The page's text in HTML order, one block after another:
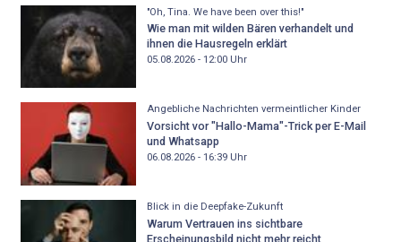
"Oh, Tina. We have been over this!"
Wie man mit wilden Bären verhandelt und
ihnen die Hausregeln erklärt
05.08.2026 - 12:00Uhr
Angebliche Nachrichten vermeintlicher Kinder
Vorsicht vor "Hallo-Mama"-Trick per E-Mail
und Whatsapp
06.08.2026 - 16:39Uhr
Blick in die Deepfake-Zukunft
Warum Vertrauen ins sichtbare
Erscheinungsbild nicht mehr reicht